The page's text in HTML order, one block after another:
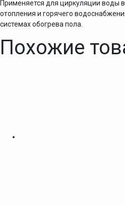
Применяется для циркуляции воды
отопления и горячего
системах обогрева пола.
Похожие